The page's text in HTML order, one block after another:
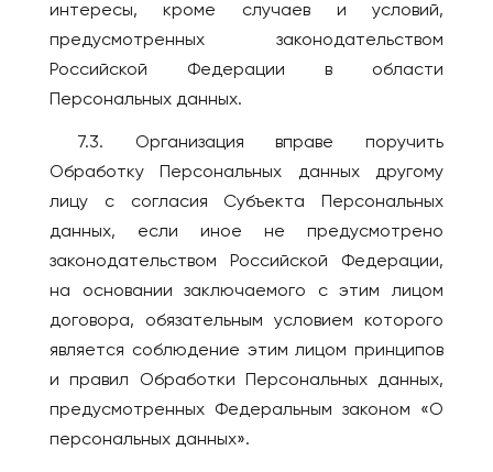
интересы, кроме случаев и условий,
предусмотренных законодательством
Российской Федерации в области
Персональных данных.
7.3. Организация вправе поручить
Обработку Персональных данных другому
лицу с согласия Субъекта Персональных
данных, если иное не предусмотрено
законодательством Российской Федерации,
на основании заключаемого с этим лицом
договора, обязательным условием которого
является соблюдение этим лицом принципов
и правил Обработки Персональных данных,
предусмотренных Федеральным законом «О
персональных данных».